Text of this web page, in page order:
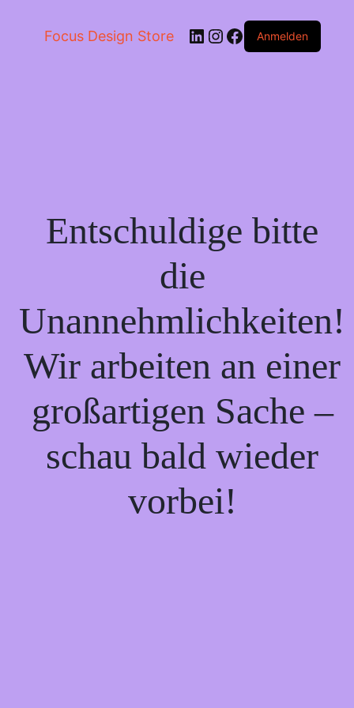
Focus Design Store LinkedIn
Instagram
Facebook
Anmelden
Entschuldige bitte
die
Unannehmlichkeiten!
Wir arbeiten an einer
großartigen Sache –
schau bald wieder
vorbei!